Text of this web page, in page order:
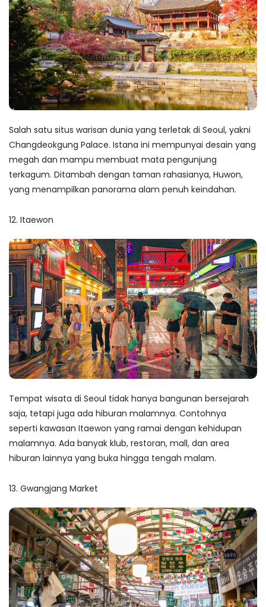
Salah satu situs warisan dunia yang terletak di Seoul, yakni
Changdeokgung Palace. Istana ini mempunyai desain yang
megah dan mampu membuat mata pengunjung
terkagum. Ditambah dengan taman rahasianya, Huwon,
yang menampilkan panorama alam penuh keindahan.
12. Itaewon
Tempat wisata di Seoul tidak hanya bangunan bersejarah
saja, tetapi juga ada hiburan malamnya. Contohnya
seperti kawasan Itaewon yang ramai dengan kehidupan
malamnya. Ada banyak klub, restoran, mall, dan area
hiburan lainnya yang buka hingga tengah malam.
13. Gwangjang Market